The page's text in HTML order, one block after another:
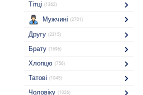
Тітці (1362)
Мужчині (2701)
Другу (2315)
Брату (1696)
Хлопцю (756)
Татові (1045)
Чоловіку (1026)